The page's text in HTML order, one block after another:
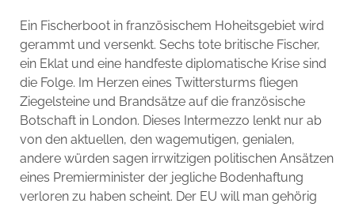
Ein Fischerboot in französischem Hoheitsgebiet wird
gerammt und versenkt. Sechs tote britische Fischer,
ein Eklat und eine handfeste diplomatische Krise sind
die Folge. Im Herzen eines Twittersturms fliegen
Ziegelsteine und Brandsätze auf die französische
Botschaft in London. Dieses Intermezzo lenkt nur ab
von den aktuellen, den wagemutigen, genialen,
andere würden sagen irrwitzigen politischen Ansätzen
eines Premierminister der jegliche Bodenhaftung
verloren zu haben scheint. Der EU will man gehörig